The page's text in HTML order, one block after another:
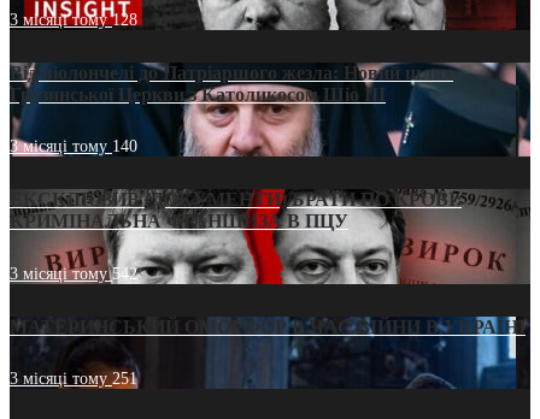
3 місяці тому128
Від віолончелі до Патріаршого жезла: Новий шлях
Грузинської Церкви з Католикосом Шіо III
3 місяці тому 140
ЕКСКЛЮЗИВ (ДОКУМЕНТИ)/БРАТИ ПО КРОВІ:
КРИМІНАЛЬНА ФРАНШИЗА В ПЦУ
3 місяці тому542
МАТЕРИНСЬКИЙ ОМОРФОР В ЧАС ВІЙНИ В УКРАЇНІ
3 місяці тому251